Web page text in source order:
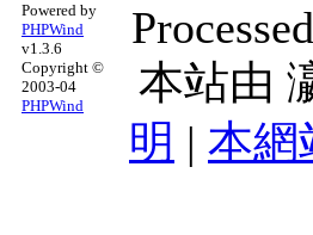
Powered by
PHPWind
v1.3.6
Copyright ©
2003-04
PHPWind
本站由
明 | 本網